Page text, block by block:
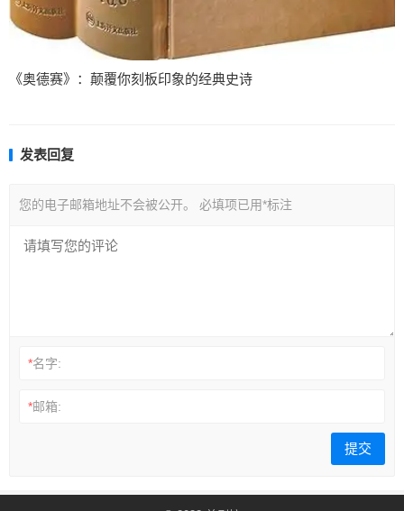
《奥德赛》：颠覆你刻板印象的经典史诗
发表回复
您的电子邮箱地址不会被公开。 必填项已用*标注
*名字:
*邮箱: